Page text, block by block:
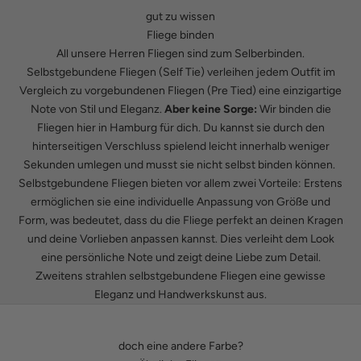
gut zu wissen
Fliege binden
All unsere Herren Fliegen sind zum Selberbinden.
Selbstgebundene Fliegen (Self Tie) verleihen jedem Outfit im
Vergleich zu vorgebundenen Fliegen (Pre Tied) eine einzigartige
Note von Stil und Eleganz. Aber keine Sorge: Wir binden die
Fliegen hier in Hamburg für dich. Du kannst sie durch den
hinterseitigen Verschluss spielend leicht innerhalb weniger
Sekunden umlegen und musst sie nicht selbst binden können.
Selbstgebundene Fliegen bieten vor allem zwei Vorteile: Erstens
ermöglichen sie eine individuelle Anpassung von Größe und
Form, was bedeutet, dass du die Fliege perfekt an deinen Kragen
und deine Vorlieben anpassen kannst. Dies verleiht dem Look
eine persönliche Note und zeigt deine Liebe zum Detail.
Zweitens strahlen selbstgebundene Fliegen eine gewisse
Eleganz und Handwerkskunst aus.
doch eine andere Farbe?